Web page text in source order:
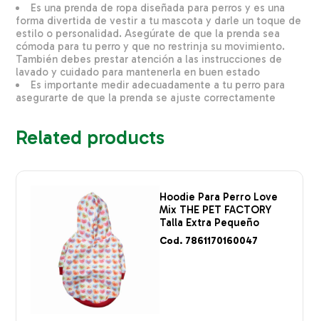
Es una prenda de ropa diseñada para perros y es una
forma divertida de vestir a tu mascota y darle un toque de
estilo o personalidad. Asegúrate de que la prenda sea
cómoda para tu perro y que no restrinja su movimiento.
También debes prestar atención a las instrucciones de
lavado y cuidado para mantenerla en buen estado
Es importante medir adecuadamente a tu perro para
asegurarte de que la prenda se ajuste correctamente
Related products
Hoodie Para Perro Love
Mix THE PET FACTORY
Talla Extra Pequeño
Cod. 7861170160047